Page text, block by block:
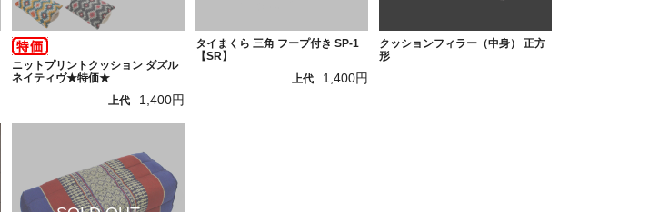
ニットプリントクッション ダズル
ネイティヴ★特価★
上代
1,400円
タイまくら 三角 フープ付き SP-1
【SR】
上代
1,400円
クッションフィラー（中身） 正方
形